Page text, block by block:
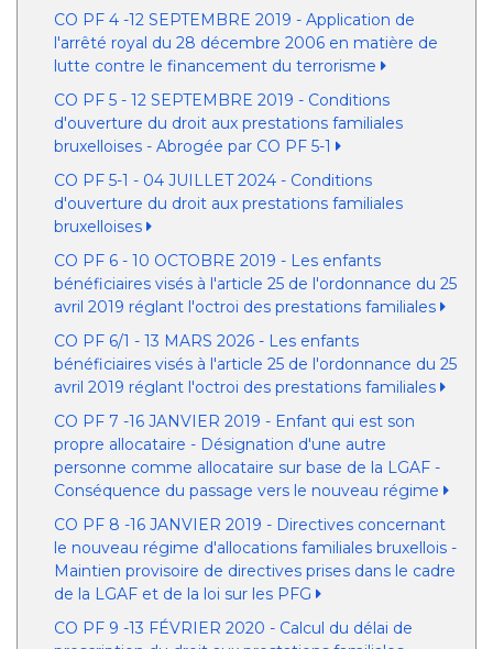
CO PF 4 -12 SEPTEMBRE 2019 - Application de
l'arrêté royal du 28 décembre 2006 en matière de
lutte contre le financement du terrorisme
CO PF 5 - 12 SEPTEMBRE 2019 - Conditions
d'ouverture du droit aux prestations familiales
bruxelloises - Abrogée par CO PF 5-1
CO PF 5-1 - 04 JUILLET 2024 - Conditions
d'ouverture du droit aux prestations familiales
bruxelloises
CO PF 6 - 10 OCTOBRE 2019 - Les enfants
bénéficiaires visés à l'article 25 de l'ordonnance du 25
avril 2019 réglant l'octroi des prestations familiales
CO PF 6/1 - 13 MARS 2026 - Les enfants
bénéficiaires visés à l'article 25 de l'ordonnance du 25
avril 2019 réglant l'octroi des prestations familiales
CO PF 7 -16 JANVIER 2019 - Enfant qui est son
propre allocataire - Désignation d'une autre
personne comme allocataire sur base de la LGAF -
Conséquence du passage vers le nouveau régime
CO PF 8 -16 JANVIER 2019 - Directives concernant
le nouveau régime d'allocations familiales bruxellois -
Maintien provisoire de directives prises dans le cadre
de la LGAF et de la loi sur les PFG
CO PF 9 -13 FÉVRIER 2020 - Calcul du délai de